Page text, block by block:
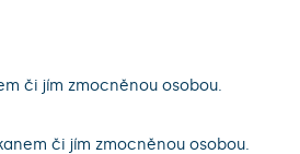
či jím zmocněnou osobou.
či jím zmocněnou osobou.